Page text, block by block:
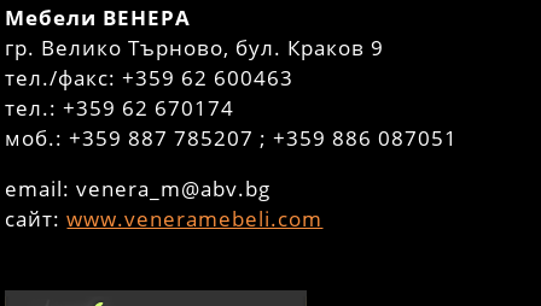
Мебели ВЕНЕРА
гр. Велико Търново, бул. Краков 9
тел./факс: +359 62 600463
тел.: +359 62 670174
моб.: +359 887 785207 ; +359 886 087051
email: venera_m@abv.bg
сайт:www.veneramebeli.com